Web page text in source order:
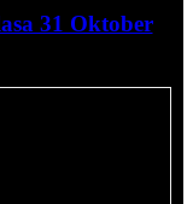
31 Oktober